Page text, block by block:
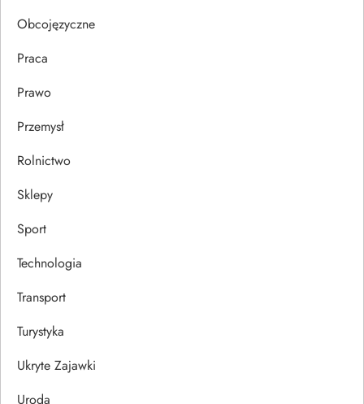
u
Obcojęzyczne
Praca
Prawo
Przemysł
Rolnictwo
Sklepy
Sport
Technologia
Transport
Turystyka
Ukryte Zajawki
Uroda